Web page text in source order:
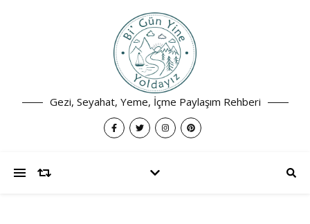
Gezi, Seyahat, Yeme, İçme Paylaşım Rehberi